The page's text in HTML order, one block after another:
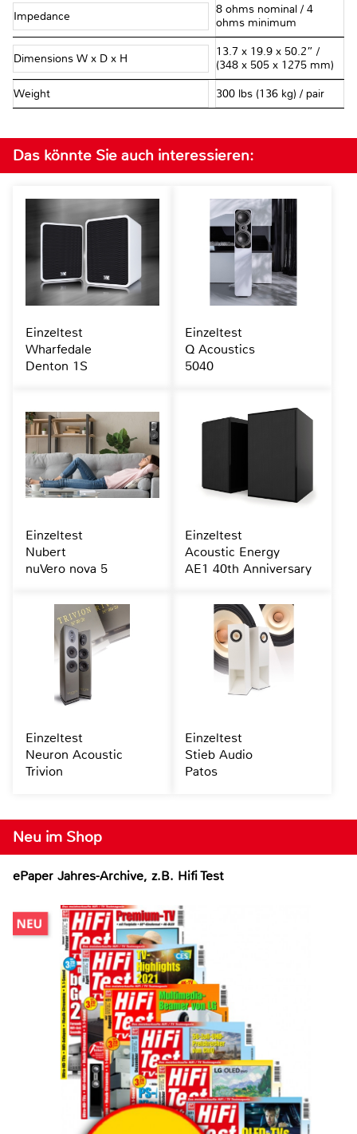
Impedance
8 ohms nominal / 4
ohms minimum
Dimensions W x D x H
13.7 x 19.9 x 50.2” /
(348 x 505 x 1275 mm)
Weight 300 lbs (136 kg) / pair
Neu im Shop
ePaper Jahres-Archive, z.B. Hifi Test
Das könnte Sie auch interessieren:
Einzeltest
Wharfedale
Denton 1S
Einzeltest
Q Acoustics
5040
Einzeltest
Nubert
nuVero nova 5
Einzeltest
Acoustic Energy
AE1 40th Anniversary
Einzeltest
Neuron Acoustic
Trivion
Einzeltest
Stieb Audio
Patos